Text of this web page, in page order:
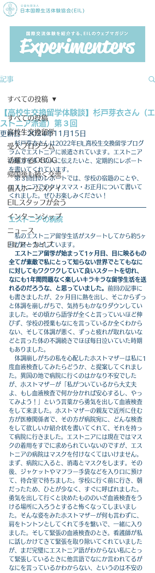
記事
すべての投稿
高校生交換留学
受入プログラム
活躍するOBOG
帰国後も続く交流
個人ホームステイ
EILスタッフが会う
インターンシップ
ニュース
EILアーカイブ
すべての投稿
【高校生交換留学体験談】杉戸芽衣さん（エ
ストニア派遣）第３回
更新日：2024年11月15日
杉戸芽衣さんは2022年EIL高校生交換留学プログ
ラムでエストニアに派遣されています。エストニア
の魅力を多くの人に伝えたいと、定期的にレポート
を書いてくれています。
第３回目のレポートでは、学校の宿題のことや、
エストニアでのクリスマス・お正月について書いて
くれました。ぜひお楽しみください！
エストニアの病院
私のエストニア留学生活がスタートしてから約5ヶ
月が経とうとしています。
エストニア留学が始まって1ヶ月目、目に映るもの
全てが素敵で私にとって知らない世界でとてもなに
に対してもワクワクしていて良いスタートを切れ、
なにも1年間問題なく楽しいキラキラな留学生活を送
れるのだろうな、と思っていました。 前回の記事に
も書きましたが、2ヶ月目に熱を出し、そこからずっ
と体調を崩しがちで、気持ちもかなりダウンしてい
ました。その頃から語学が全くと言っていいほど伸
びず、学校の授業もなにを言っているか全くわから
ない、そして体調が悪く、ずっと疲れが取れないな
どと言った体の不調続きでほぼ毎日泣いていた時期
もありました。
体調崩しがちの私を心配したホストマザーは私に1
度血液検査してみたらどうか、と提案してくれまし
た。異国の地で病院に行くのはかなり不安でした
が、ホストマザーが「私がついているから大丈夫
よ、もし血液検査で何か分かれば安心するし、やっ
てみよう！」という言葉から勇気を出して血液検査
をして来ました。ホストマザーの親友で近所に住む
方が医療関係者で、その方が病院宛に、どんな検査
をして欲しいか紹介状を書いてくれて、それを持っ
て病院に行きました。エストニアには現在ではマス
クの着用をすでに求められていないのですが、エス
トニアの病院はマスクを付けなくてはいけません。
まず、病院に入ると、消毒とマスクをします。その
後、ジャケットやマフラー手袋などを入り口に預け
て、待合室で待ちました。学校に行く前に行き、朝
だったため、ひとが少なく、すぐに呼ばれました。
勇気を出して行くと決めたもののいざ血液検査をう
ける場所に入ろうとすると怖くなってしまいまし
た。そんな姿をみたホストマザーが何も言わずに、
肩をトントンとしてくれて手を繋いで、一緒に入り
ました。そして緊張の血液検査のとき。看護師が私
に話しかけてきて緊張を取り除いてくれていました
が、まだ完璧にエストニア語がわからない私にとっ
て緊張しているときに他言語でなにか言われてるが
なにを言っているかわからない、というのは不安の